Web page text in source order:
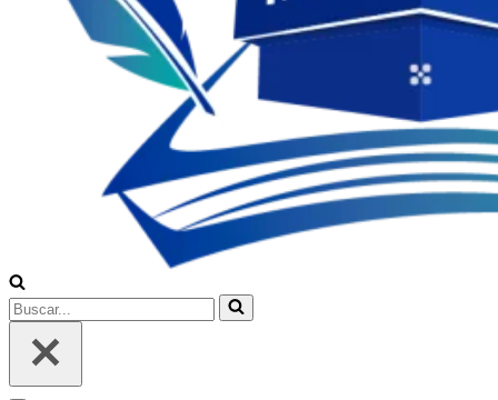
Buscar...